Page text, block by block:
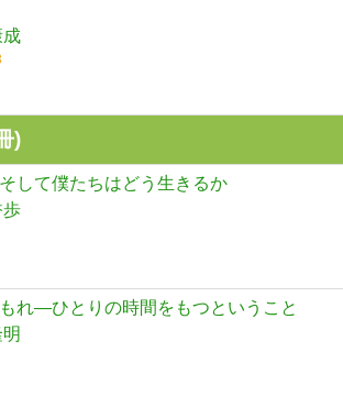
成
)
して僕たちはどう生きるか
歩
れ―ひとりの時間をもつということ